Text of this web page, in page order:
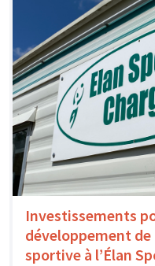
Investissements
développement
sportive à l’Élan